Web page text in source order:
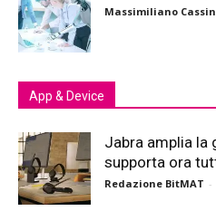
Massimiliano
App & Device
Jabra amplia la
supporta ora
Redazione BitMAT -